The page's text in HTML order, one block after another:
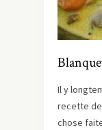
Il y
recette
chose